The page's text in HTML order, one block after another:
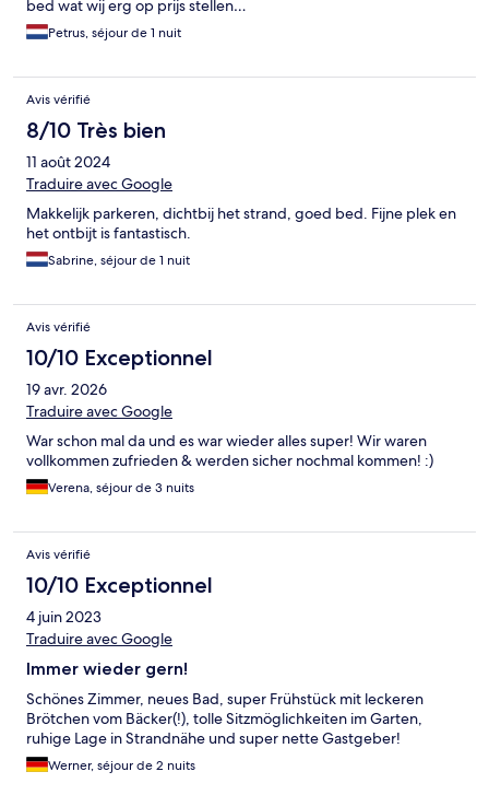
bed wat wij erg op prijs stellen…
Petrus, séjour de 1 nuit
Avis vérifié
8/10 Très bien
11 août 2024
Traduire avec Google
Makkelijk parkeren, dichtbij het strand, goed bed. Fijne plek en
het ontbijt is fantastisch.
Sabrine, séjour de 1 nuit
Avis vérifié
10/10 Exceptionnel
19 avr. 2026
Traduire avec Google
War schon mal da und es war wieder alles super! Wir waren
vollkommen zufrieden & werden sicher nochmal kommen! :)
Verena, séjour de 3 nuits
Avis vérifié
10/10 Exceptionnel
4 juin 2023
Traduire avec Google
Immer wieder gern!
Schönes Zimmer, neues Bad, super Frühstück mit leckeren
Brötchen vom Bäcker(!), tolle Sitzmöglichkeiten im Garten,
ruhige Lage in Strandnähe und super nette Gastgeber!
Werner, séjour de 2 nuits